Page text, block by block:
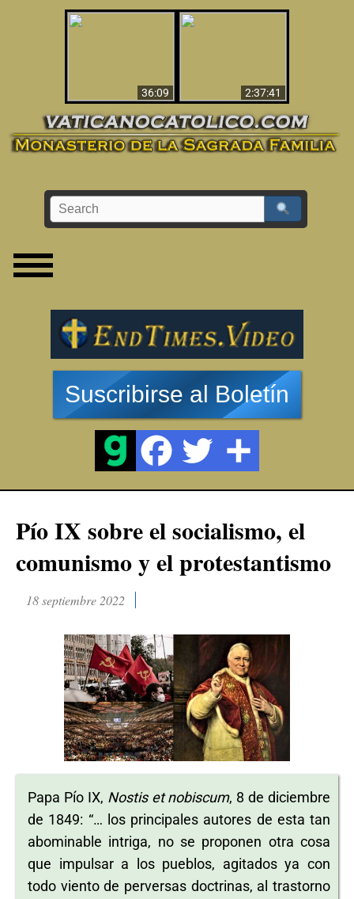
36:09
2:37:41
Suscribirse al Boletín
Pío IX sobre el socialismo, el
comunismo y el protestantismo
18 septiembre 2022
Papa Pío IX, Nostis et nobiscum, 8 de diciembre
de 1849: “… los principales autores de esta tan
abominable intriga, no se proponen otra cosa
que impulsar a los pueblos, agitados ya con
todo viento de perversas doctrinas, al trastorno